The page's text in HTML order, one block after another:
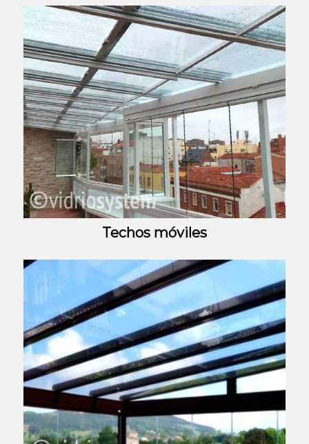
Techos móviles